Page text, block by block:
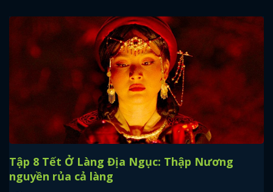
Tập 8 Tết Ở Làng Địa Ngục: Thập Nương
nguyền rủa cả làng